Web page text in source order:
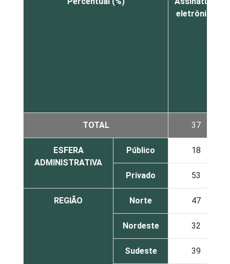
eletrônica
TOTAL 37
ESFERA
ADMINISTRATIVA
Público 18
Privado 53
REGIÃO Norte 47
Nordeste 32
Sudeste 39